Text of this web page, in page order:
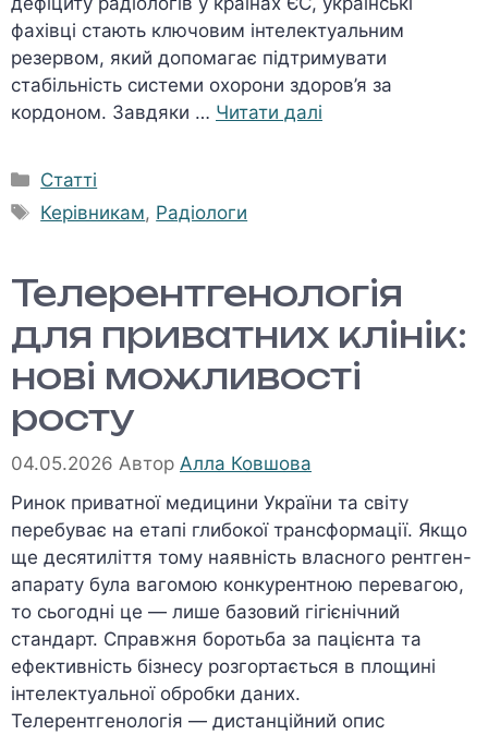
фахівці стають ключовим інтелектуальним
резервом, який допомагає підтримувати
стабільність системи охорони здоров’я за
кордоном. Завдяки … Читати далі
Категорії
Статті
Позначки
Керівникам, Радіологи
Телерентгенологія
для приватних клінік:
нові можливості
росту
04.05.2026 Автор Алла Ковшова
Ринок приватної медицини України та світу
перебуває на етапі глибокої трансформації. Якщо
ще десятиліття тому наявність власного рентген-
апарату була вагомою конкурентною перевагою,
то сьогодні це — лише базовий гігієнічний
стандарт. Справжня боротьба за пацієнта та
ефективність бізнесу розгортається в площині
інтелектуальної обробки даних.
Телерентгенологія — дистанційний опис